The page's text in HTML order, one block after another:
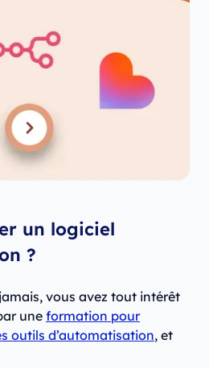
un logiciel
?
vous avez tout intérêt
une formation pour
outils d’automatisation, et